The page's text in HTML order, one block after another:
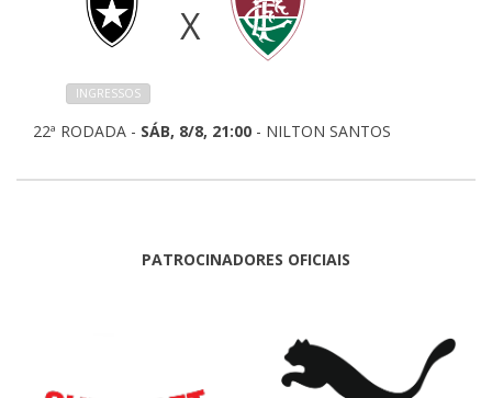
X
INGRESSOS
22ª RODADA - SÁB, 8/8, 21:00 - NILTON SANTOS
PATROCINADORES OFICIAIS